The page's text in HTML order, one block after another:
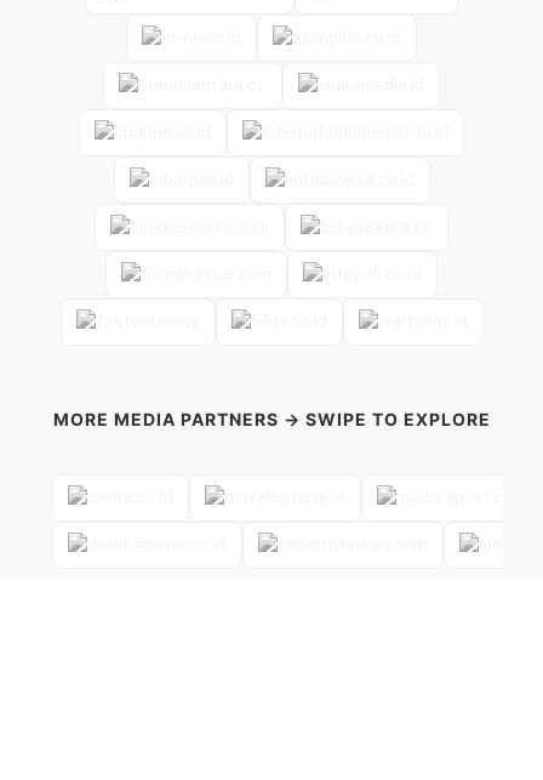
MORE MEDIA PARTNERS → SWIPE TO EXPLORE